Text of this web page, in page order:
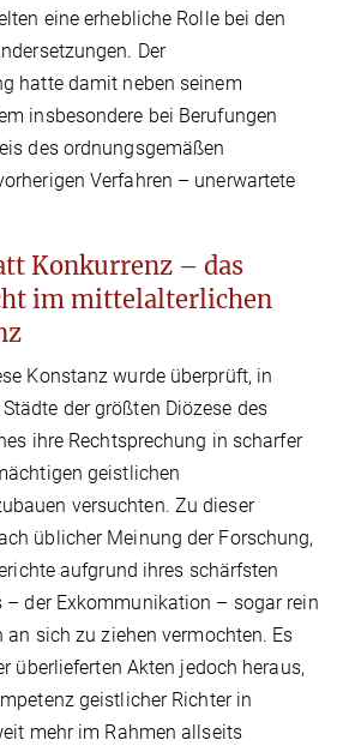
eine erhebliche Rolle bei den
Der
hatte damit neben seinem
insbesondere bei Berufungen
des ordnungsgemäßen
Verfahren – unerwartete
Konkurrenz – das
im mittelalterlichen
Konstanz wurde überprüft, in
der größten Diözese des
ihre Rechtsprechung in scharfer
geistlichen
versuchten. Zu dieser
üblicher Meinung der Forschung,
aufgrund ihres schärfsten
der Exkommunikation – sogar rein
sich zu ziehen vermochten. Es
überlieferten Akten jedoch heraus,
geistlicher Richter in
mehr im Rahmen allseits